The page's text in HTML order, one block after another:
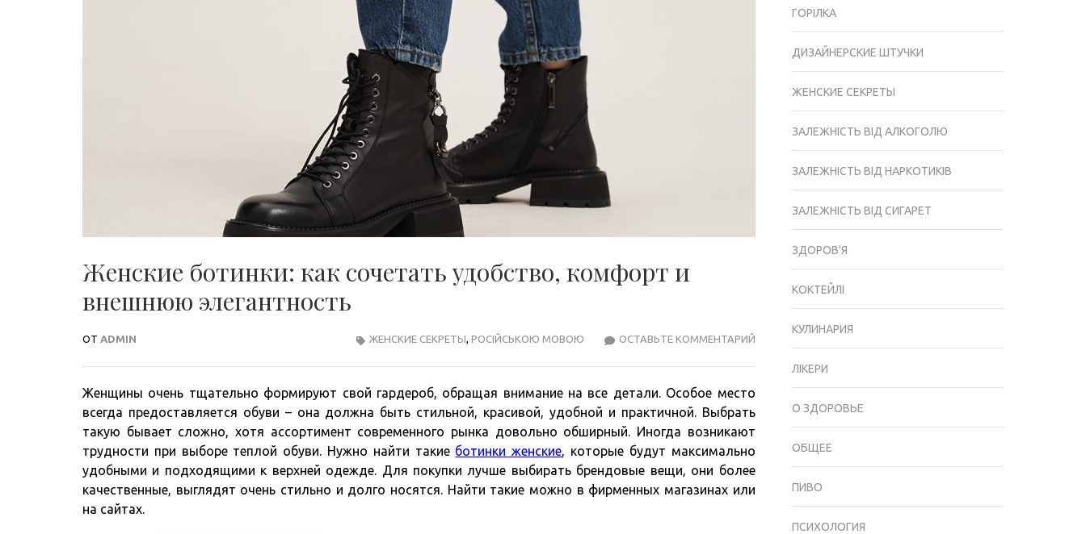
Женские ботинки: как сочетать удобство, комфорт и
внешнюю элегантность
ОТ ADMIN ОСТАВЬТЕ КОММЕНТАРИЙ
УДОБСТВО,
ВНЕШНЮЮ
ЭЛЕГАНТНОСТЬ
ЖЕНСКИЕ СЕКРЕТЫ РОСІЙСЬКОЮ МОВОЮ
Женщины очень тщательно формируют свой гардероб, обращая внимание на все детали. Особое место
всегда предоставляется обуви – она должна быть стильной, красивой, удобной и практичной. Выбрать
такую бывает сложно, хотя ассортимент современного рынка довольно обширный. Иногда возникают
трудности при выборе теплой обуви. Нужно найти такие ботинки женские, которые будут максимально
удобными и подходящими к верхней одежде. Для покупки лучше выбирать брендовые вещи, они более
качественные, выглядят очень стильно и долго носятся. Найти такие можно в фирменных магазинах или
на сайтах.
ГОРІЛКА
ДИЗАЙНЕРСКИЕ ШТУЧКИ
ЖЕНСКИЕ СЕКРЕТЫ
ЗАЛЕЖНІСТЬ ВІД АЛКОГОЛЮ
ЗАЛЕЖНІСТЬ ВІД НАРКОТИКІВ
ЗАЛЕЖНІСТЬ ВІД СИГАРЕТ
ЗДОРОВ'Я
КОКТЕЙЛІ
КУЛИНАРИЯ
ЛІКЕРИ
О ЗДОРОВЬЕ
ОБЩЕЕ
ПИВО
ПСИХОЛОГИЯ